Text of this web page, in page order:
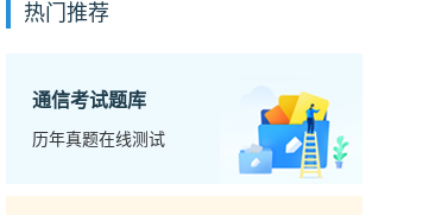
热门推荐
通信考试题库
历年真题在线测试